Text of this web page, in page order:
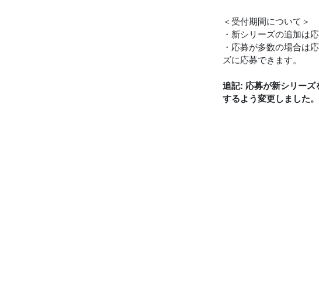
＜受付期間について＞
・新シリーズの追加は
・応募が多数の場合は
ズに応募できます。
追記: 応募が新シリーズ
するよう変更しました。